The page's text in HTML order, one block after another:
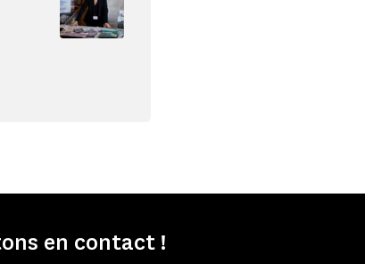
en contact !